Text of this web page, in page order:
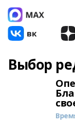
Выбор